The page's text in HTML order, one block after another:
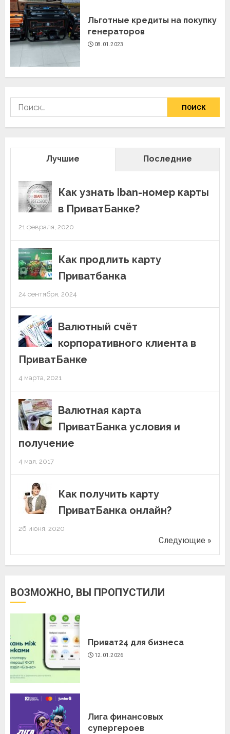
Льготные кредиты на покупку
генераторов
08.01.2023
Найти:
Лучшие Последние
Как узнать Iban-номер карты
в ПриватБанке?
21 февраля, 2020
Как продлить карту
Приватбанка
24 сентября, 2024
Валютный счёт
корпоративного клиента в
ПриватБанке
4 марта, 2021
Валютная карта
ПриватБанка условия и
получение
4 мая, 2017
Как получить карту
ПриватБанка онлайн?
26 июня, 2020
Следующие »
ВОЗМОЖНО, ВЫ ПРОПУСТИЛИ
Приват24 для бизнеса
12.01.2026
Лига финансовых
супергероев